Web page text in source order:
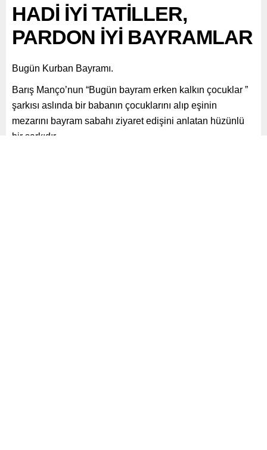
HADİ İYİ TATİLLER,
PARDON İYİ BAYRAMLAR
Bugün Kurban Bayramı.
Barış Manço’nun “Bugün bayram erken kalkın çocuklar ”
şarkısı aslında bir babanın çocuklarını alıp eşinin
mezarını bayram sabahı ziyaret edişini anlatan hüzünlü
bir şarkıdır.